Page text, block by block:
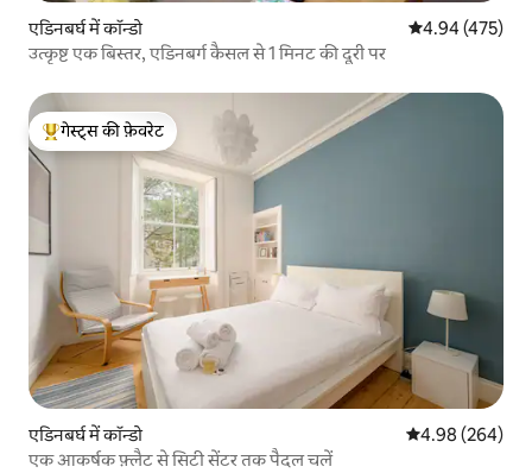
एडिनबर्घ में कॉन्डो औसत रेटिंग 5 में से
4.94 (475)
उत्कृष्ट एक बिस्तर, एडिनबर्ग कैसल से 1 मिनट की दूरी पर
गेस्ट्स का टॉप फ़ेवरेट
गेस्ट्स की फ़ेवरेट
एडिनबर्घ में कॉन्डो औसत रेटिंग 5 में से
4.98 (264)
एक आकर्षक फ़्लैट से सिटी सेंटर तक पैदल चलें